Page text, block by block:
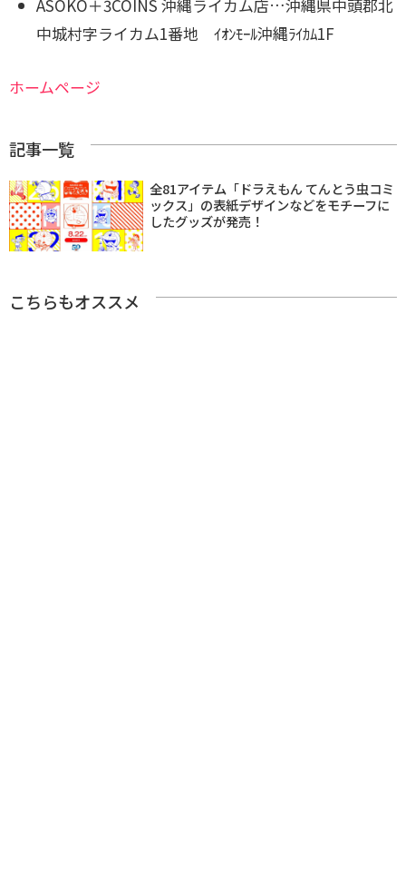
ASOKO＋3COINS 沖縄ライカム店…沖縄県中頭郡北
中城村字ライカム1番地 ｲｵﾝﾓｰﾙ沖縄ﾗｲｶﾑ1F
ホームページ
記事一覧
全81アイテム「ドラえもん てんとう虫コミ
ックス」の表紙デザインなどをモチーフに
したグッズが発売！
こちらもオススメ